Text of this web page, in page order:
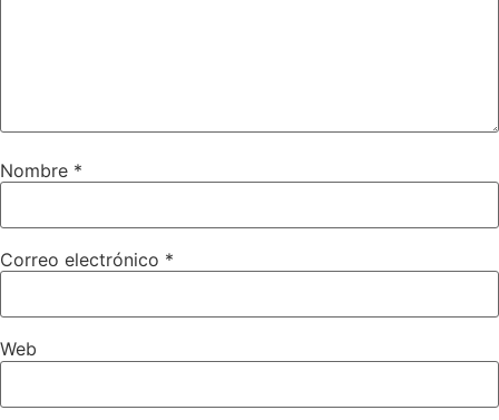
Nombre *
Correo electrónico *
Web